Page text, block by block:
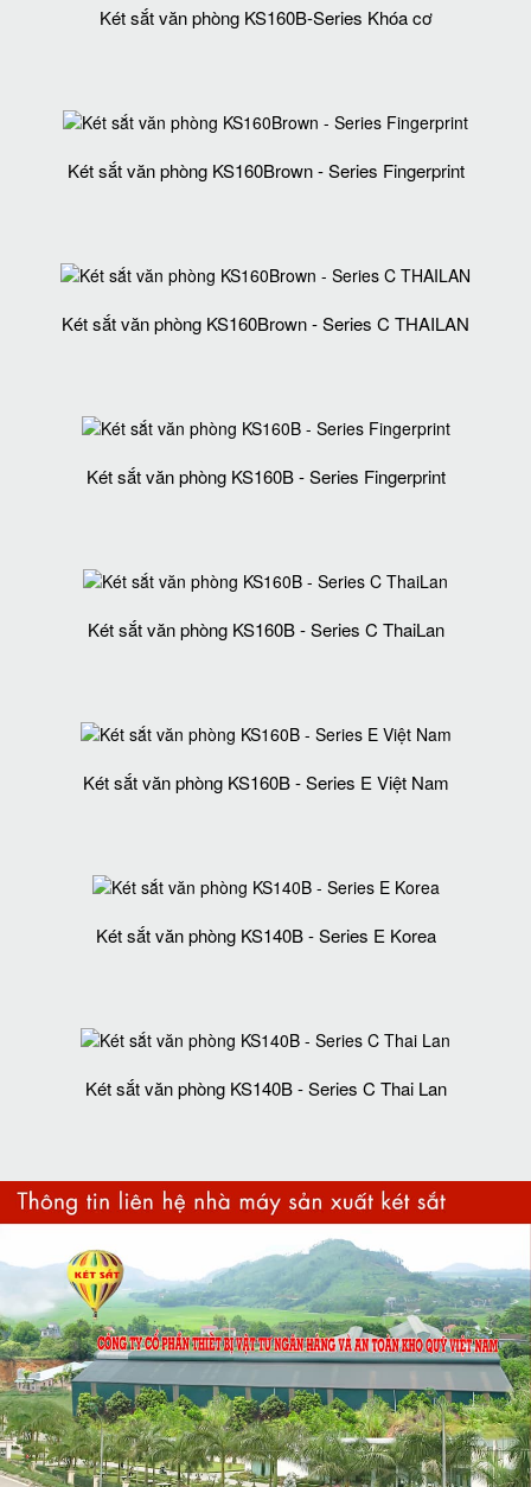
Két sắt văn phòng KS160B-Series Khóa cơ
Két sắt văn phòng KS160Brown - Series Fingerprint
Két sắt văn phòng KS160Brown - Series C THAILAN
Két sắt văn phòng KS160B - Series Fingerprint
Két sắt văn phòng KS160B - Series C ThaiLan
Két sắt văn phòng KS160B - Series E Việt Nam
Két sắt văn phòng KS140B - Series E Korea
Két sắt văn phòng KS140B - Series C Thai Lan